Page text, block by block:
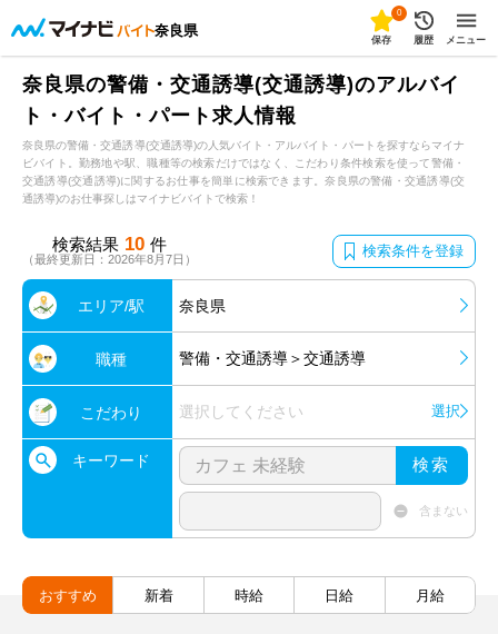
奈良県
0
保存 履歴 メニュー
奈良県の警備・交通誘導(交通誘導)のアルバイ
ト・バイト・パート求人情報
奈良県の警備・交通誘導(交通誘導)の人気バイト・アルバイト・パートを探すならマイナ
ビバイト。勤務地や駅、職種等の検索だけではなく、こだわり条件検索を使って警備・
交通誘導(交通誘導)に関するお仕事を簡単に検索できます。奈良県の警備・交通誘導(交
通誘導)のお仕事探しはマイナビバイトで検索！
検索結果 10 件
（最終更新日：2026年8月7日） 検索条件を登録
エリア/駅 奈良県
職種 警備・交通誘導＞交通誘導
こだわり 選択してください 選択
キーワード 検索
含まない
おすすめ 新着 時給 日給 月給